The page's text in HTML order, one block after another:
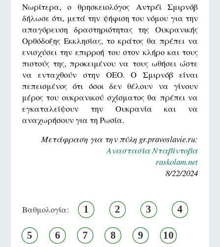
Νωρίτερα, ο θρησκειολόγος Αντρέϊ Σμιρνόβ
δήλωσε ότι, μετά την ψήφιση του νόμου για την
απαγόρευση δραστηριότητας της Ουκρανικής
Ορθόδοξης Εκκλησίας, το κράτος θα πρέπει να
ενισχύσει την επιρροή του στον κλήρο και τους
πιστούς της, προκειμένου να τους ωθήσει ώστε
να ενταχθούν στην ΟΕΟ. Ο Σμιρνόβ είναι
πεπεισμένος ότι όσοι δεν θέλουν να γίνουν
μέρος του ουκρανικού σχίσματος θα πρέπει να
εγκαταλείψουν την Ουκρανία και να
αναχωρήσουν για τη Ρωσία.
Μετάφραση για την πύλη gr.pravoslavie.ru:
Αναστασία Νταβίντοβα
raskolam.net
8/22/2024
Βαθμολογία: 1 2 3 4
5 6 7 8 9 10